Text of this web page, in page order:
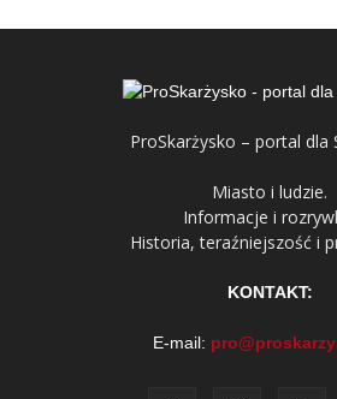
ProSkarżysko – portal dla
Miasto i ludzie.
Informacje i
Historia, teraźniejszość i
KONTAKT:
E-mail: